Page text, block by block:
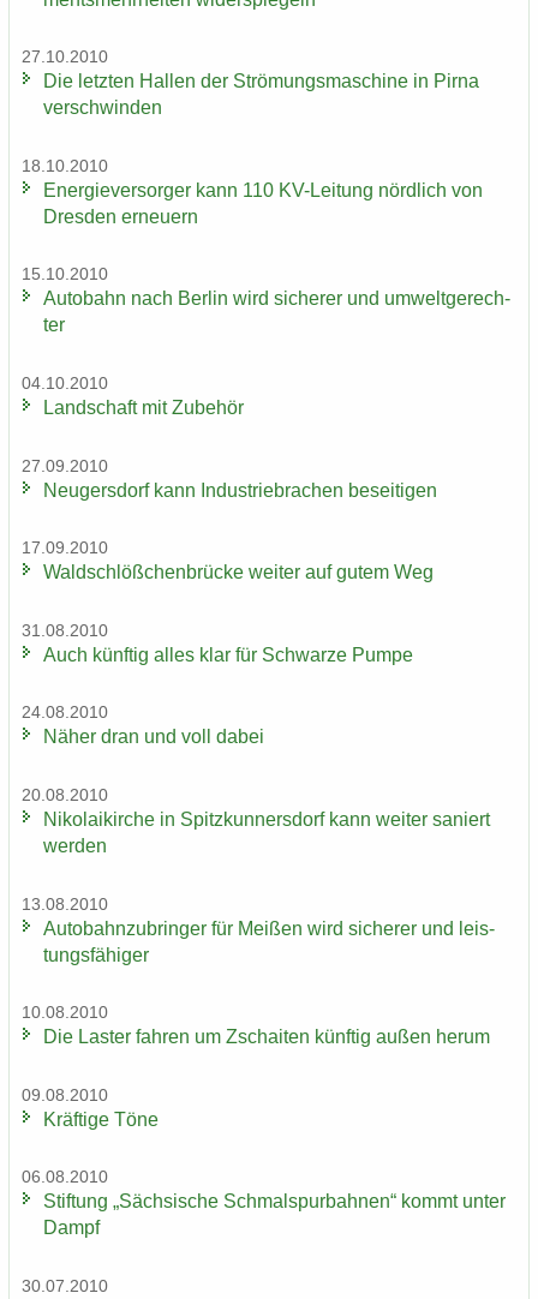
27.10.2010
Die letz­ten Hal­len der Strö­mungs­ma­schi­ne in Pirna
ver­schwin­den
18.10.2010
En­er­gie­ver­sor­ger kann 110 KV-​Leitung nörd­lich von
Dres­den er­neu­ern
15.10.2010
Au­to­bahn nach Ber­lin wird si­che­rer und um­welt­ge­rech­
ter
04.10.2010
Land­schaft mit Zu­be­hör
27.09.2010
Neu­gers­dorf kann In­dus­trie­bra­chen be­sei­ti­gen
17.09.2010
Wald­schlöß­chen­brü­cke wei­ter auf gutem Weg
31.08.2010
Auch künf­tig alles klar für Schwar­ze Pumpe
24.08.2010
Näher dran und voll dabei
20.08.2010
Ni­ko­lai­kir­che in Spitz­kun­ners­dorf kann wei­ter sa­niert
wer­den
13.08.2010
Au­to­bahn­zu­brin­ger für Mei­ßen wird si­che­rer und leis­
tungs­fä­hi­ger
10.08.2010
Die Las­ter fah­ren um Zschai­ten künf­tig außen herum
09.08.2010
Kräf­ti­ge Töne
06.08.2010
Stif­tung „Säch­si­sche Schmal­spur­bah­nen“ kommt unter
Dampf
30.07.2010